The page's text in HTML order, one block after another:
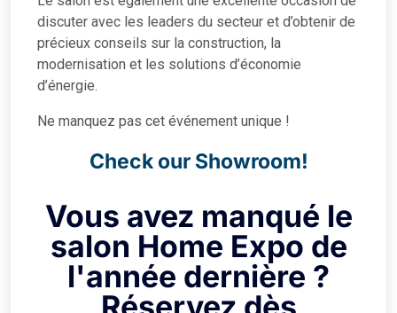
discuter avec les leaders du secteur et d’obtenir de
précieux conseils sur la construction, la
modernisation et les solutions d’économie
d’énergie.
Ne manquez pas cet événement unique !
Check our Showroom!
Vous avez manqué le
salon Home Expo de
l'année dernière ?